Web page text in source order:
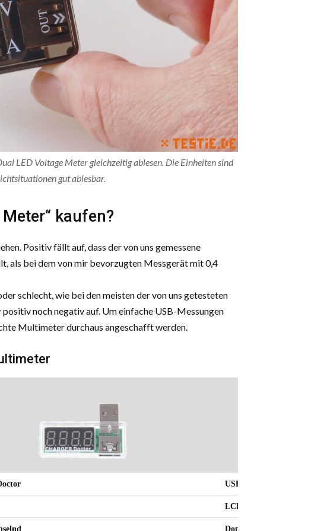
LED Voltage Meter gleichzeitig ablesen. Die Einheiten sind
gut ablesbar.
Meter“ kaufen?
Positiv fällt auf, dass der von uns gemessene
als bei dem von mir bevorzugten Messgerät mit 0,4
schlecht, wie bei den meisten der von uns getesteten
noch negativ auf. Um einfache USB-Messungen
Multimeter durchaus angeschafft werden.
USB Charger Doctor KeWeisi
LCD-Anzeige
Doppelanzeige